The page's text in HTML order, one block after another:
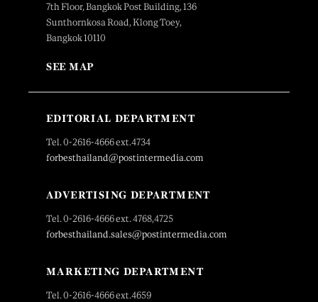
7th Floor, Bangkok Post Building, 136
Sunthornkosa Road, Klong Toey,
Bangkok 10110
SEE MAP
EDITORIAL DEPARTMENT
Tel. 0-2616-4666 ext.4734
forbesthailand@postintermedia.com
ADVERTISING DEPARTMENT
Tel. 0-2616-4666 ext. 4768,4725
forbesthailand.sales@postintermedia.com
MARKETING DEPARTMENT
Tel. 0-2616-4666 ext.4659